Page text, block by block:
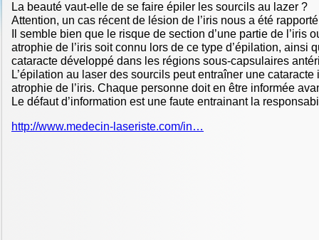
La beauté vaut-elle de se faire épiler les sourcils au lazer ?
Attention, un cas récent de lésion de l’iris nous a été
Il semble bien que le risque de section d’une partie de l’iris
atrophie de l’iris soit connu lors de ce type d’épilation, ainsi
cataracte développé dans les régions sous-capsulaires
L’épilation au laser des sourcils peut entraîner une
atrophie de l’iris. Chaque personne doit en être informée
Le défaut d’information est une faute entrainant la
http://www.medecin-laseriste.com/in…